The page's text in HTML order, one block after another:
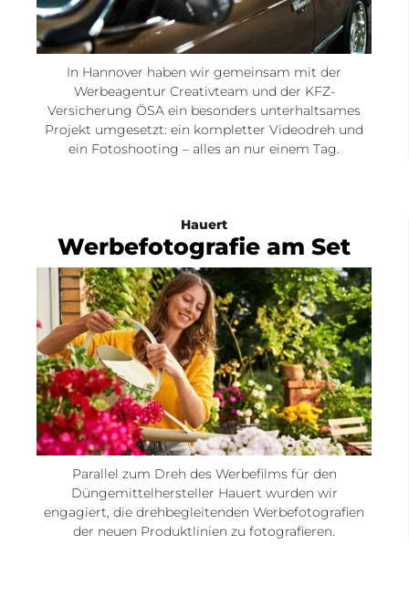
In Hannover haben wir gemeinsam mit der
Werbeagentur Creativteam und der KFZ-
Versicherung ÖSA ein besonders unterhaltsames
Projekt umgesetzt: ein kompletter Videodreh und
ein Fotoshooting – alles an nur einem Tag.
Hauert
Werbefotografie am Set
Parallel zum Dreh des Werbefilms für den
Düngemittelhersteller Hauert wurden wir
engagiert, die drehbegleitenden Werbefotografien
der neuen Produktlinien zu fotografieren.